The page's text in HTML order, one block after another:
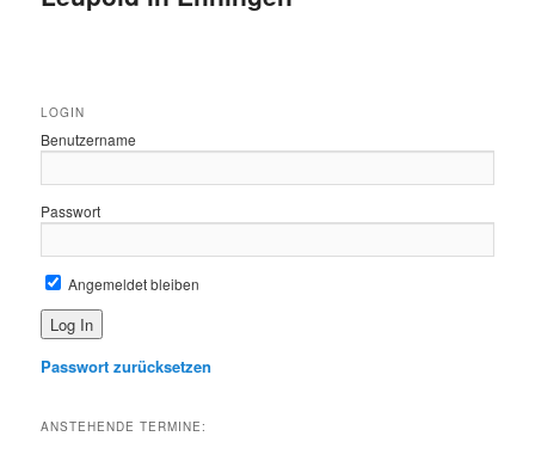
LOGIN
Benutzername
Passwort
Angemeldet bleiben
Passwort zurücksetzen
ANSTEHENDE TERMINE: